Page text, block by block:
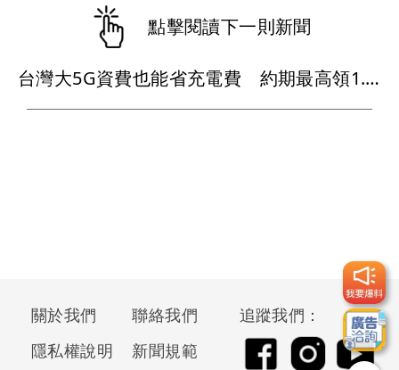
點擊閱讀下一則新聞
台灣大5G資費也能省充電費 約期最高領1.68萬元
關於我們
聯絡我們
隱私權說明
新聞規範
追蹤我們：